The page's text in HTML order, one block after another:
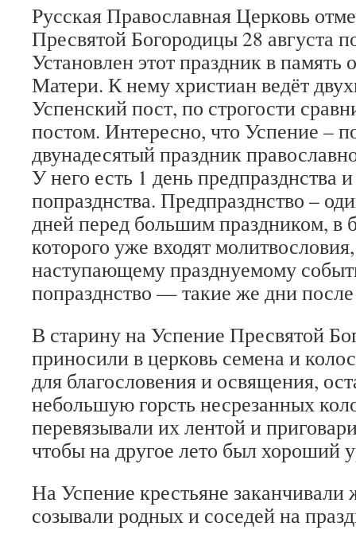
Русская Православная Церковь
Пресвятой Богородицы 28 августа
Установлен этот праздник в
Матери. К нему христиан ведёт
Успенский пост, по строгости
постом. Интересно, что Успение –
двунадесятый праздник
У него есть 1 день предпразднства
попразднства. Предпразднство –
дней перед большим праздником, в
которого уже входят
наступающему празднуемому
попразднство — такие же дни
В старину на Успение Пресвятой
приносили в церковь семена и
для благословения и освящения,
небольшую горсть несрезанных
перевязывали их лентой и
чтобы на другое лето был хороший
На Успение крестьяне заканчивали
созывали родных и соседей на